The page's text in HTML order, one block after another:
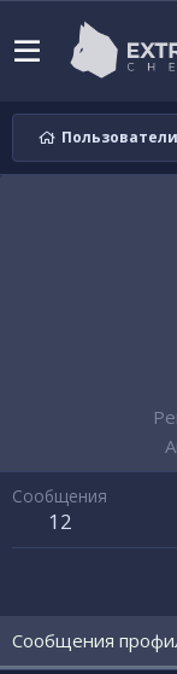
Пользователи
Сообщения
12
Сообщения